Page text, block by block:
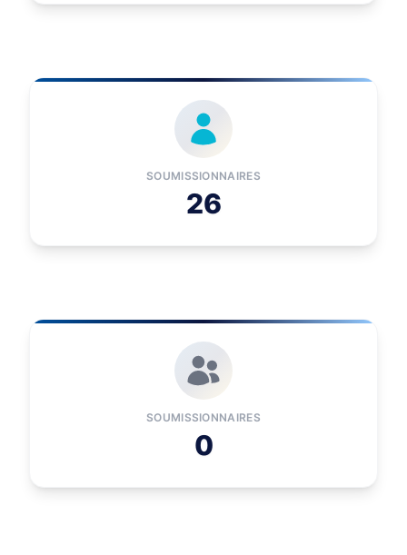
SOUMISSIONNAIRES
26
SOUMISSIONNAIRES
0